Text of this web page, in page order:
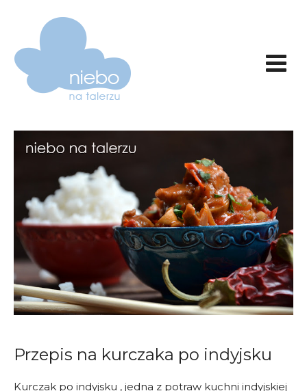
Przepis na kurczaka po indyjsku
Kurczak po indyjsku , jedna z potraw kuchni indyjskiej